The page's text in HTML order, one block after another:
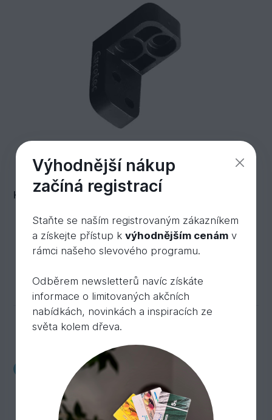
Koncový úchyt.+vrut, 10ks/bal
Skladem 8 ks
27,44Kč/ ks
Do košíku
Výhodnější nákup
začíná registrací
Staňte se naším registrovaným zákazníkem
a získejte přístup k výhodnějším cenámv
rámci našeho slevového programu.
Odběrem newsletterů navíc získáte
informace o limitovaných akčních
nabídkách, novinkách a inspiracích ze
světa kolem dřeva.